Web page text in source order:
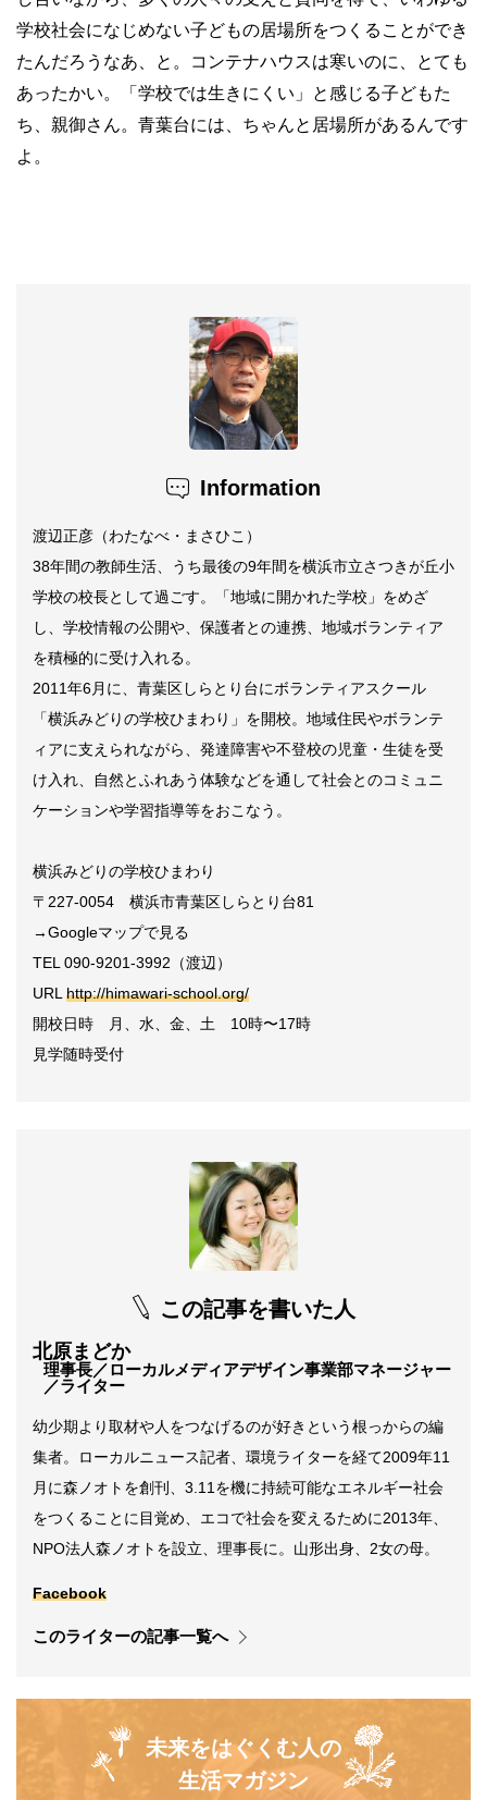
学校社会になじめない子どもの居場所をつくることができ
たんだろうなあ、と。コンテナハウスは寒いのに、とても
あったかい。「学校では生きにくい」と感じる子どもた
ち、親御さん。青葉台には、ちゃんと居場所があるんです
よ。
Information
渡辺正彦（わたなべ・まさひこ）
38年間の教師生活、うち最後の9年間を横浜市立さつきが丘小
学校の校長として過ごす。「地域に開かれた学校」をめざ
し、学校情報の公開や、保護者との連携、地域ボランティア
を積極的に受け入れる。
2011年6月に、青葉区しらとり台にボランティアスクール
「横浜みどりの学校ひまわり」を開校。地域住民やボランテ
ィアに支えられながら、発達障害や不登校の児童・生徒を受
け入れ、自然とふれあう体験などを通して社会とのコミュニ
ケーションや学習指導等をおこなう。
横浜みどりの学校ひまわり
〒227-0054 横浜市青葉区しらとり台81
→Googleマップで見る
TEL 090-9201-3992（渡辺）
URL http://himawari-school.org/
開校日時 月、水、金、土 10時〜17時
見学随時受付
この記事を書いた人
北原まどか
理事長／ローカルメディアデザイン事業部マネージャー
／ライター
幼少期より取材や人をつなげるのが好きという根っからの編
集者。ローカルニュース記者、環境ライターを経て2009年11
月に森ノオトを創刊、3.11を機に持続可能なエネルギー社会
をつくることに目覚め、エコで社会を変えるために2013年、
NPO法人森ノオトを設立、理事長に。山形出身、2女の母。
Facebook
このライターの記事一覧へ
未来をはぐくむ人の
生活マガジン